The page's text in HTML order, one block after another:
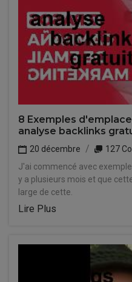
8 Exemples
analyse backlinks
20 décembre
127
J'ai commencé avec
y a plusieurs mois et que
large de cette.
Lire Plus